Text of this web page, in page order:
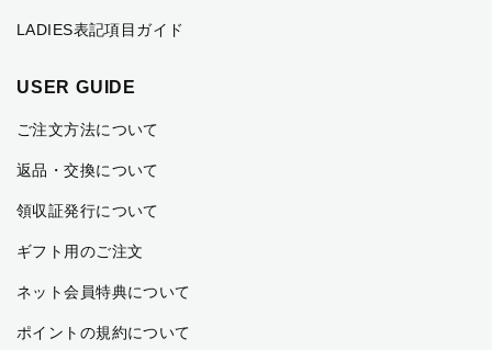
LADIES表記項目ガイド
USER GUIDE
ご注文方法について
返品・交換について
領収証発行について
ギフト用のご注文
ネット会員特典について
ポイントの規約について